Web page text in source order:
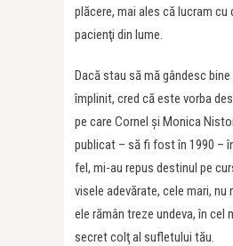
plăcere, mai ales că lucram cu
pacienţi din lume.
Dacă stau să mă gândesc
împlinit, cred că este vorba
pe care Cornel şi Monica
publicat – să fi fost în 1990 –
fel, mi-au repus destinul pe
visele adevărate, cele mari, nu
ele rămân treze undeva, în cel
secret colţ al sufletului tău.